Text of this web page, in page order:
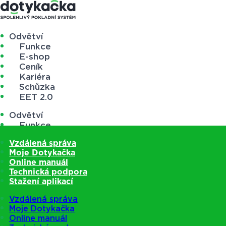
Odvětví
Funkce
E-shop
Ceník
Kariéra
Schůzka
EET 2.0
Odvětví
Funkce
Ceník
Kariéra
Schůzka
EET 2.0
Vzdálená správa
Moje Dotykačka
Online manuál
Technická podpora
Stažení aplikací
Vzdálená správa
Moje Dotykačka
Online manuál